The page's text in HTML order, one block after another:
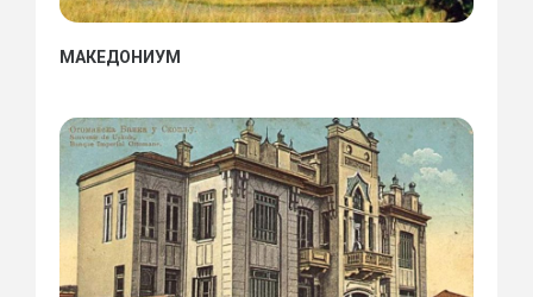
МАКЕДОНИУМ